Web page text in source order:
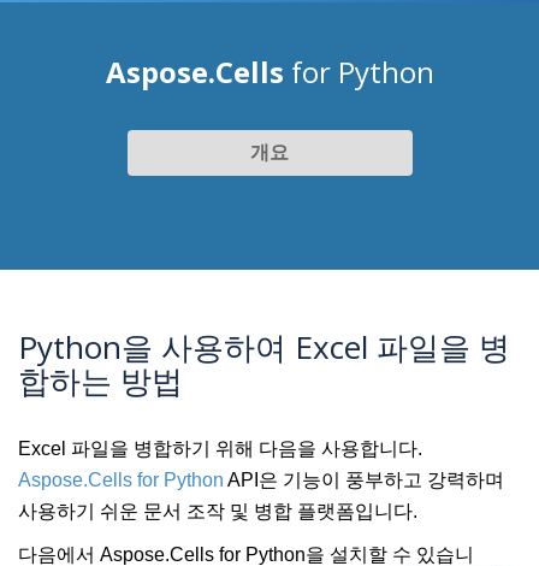
Aspose.Cells for Python
개요
Python을 사용하여 Excel 파일을 병
합하는 방법
Excel 파일을 병합하기 위해 다음을 사용합니다.
Aspose.Cells for Python API은 기능이 풍부하고 강력하며
사용하기 쉬운 문서 조작 및 병합 플랫폼입니다.
다음에서 Aspose.Cells for Python을 설치할 수 있습니